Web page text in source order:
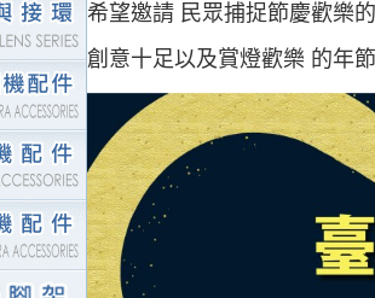
希望邀請 民眾捕捉節慶歡樂
創意十足以及賞燈歡樂 的年